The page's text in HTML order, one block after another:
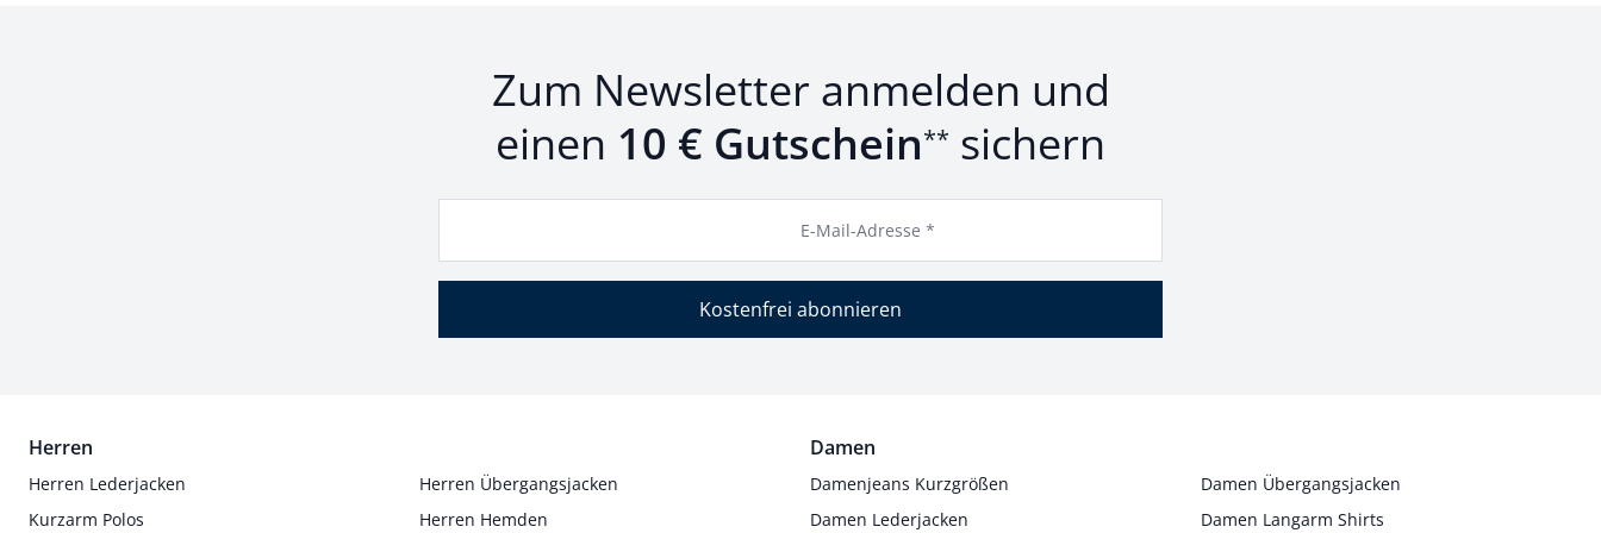
Zum Newsletter anmelden und
einen 10 € Gutschein** sichern
E-Mail-Adresse *
Kostenfrei abonnieren
Herren
Herren Lederjacken
Herren Übergangsjacken
Kurzarm Polos
Herren Hemden
Damen
Damenjeans Kurzgrößen
Damen Übergangsjacken
Damen Lederjacken
Damen Langarm Shirts